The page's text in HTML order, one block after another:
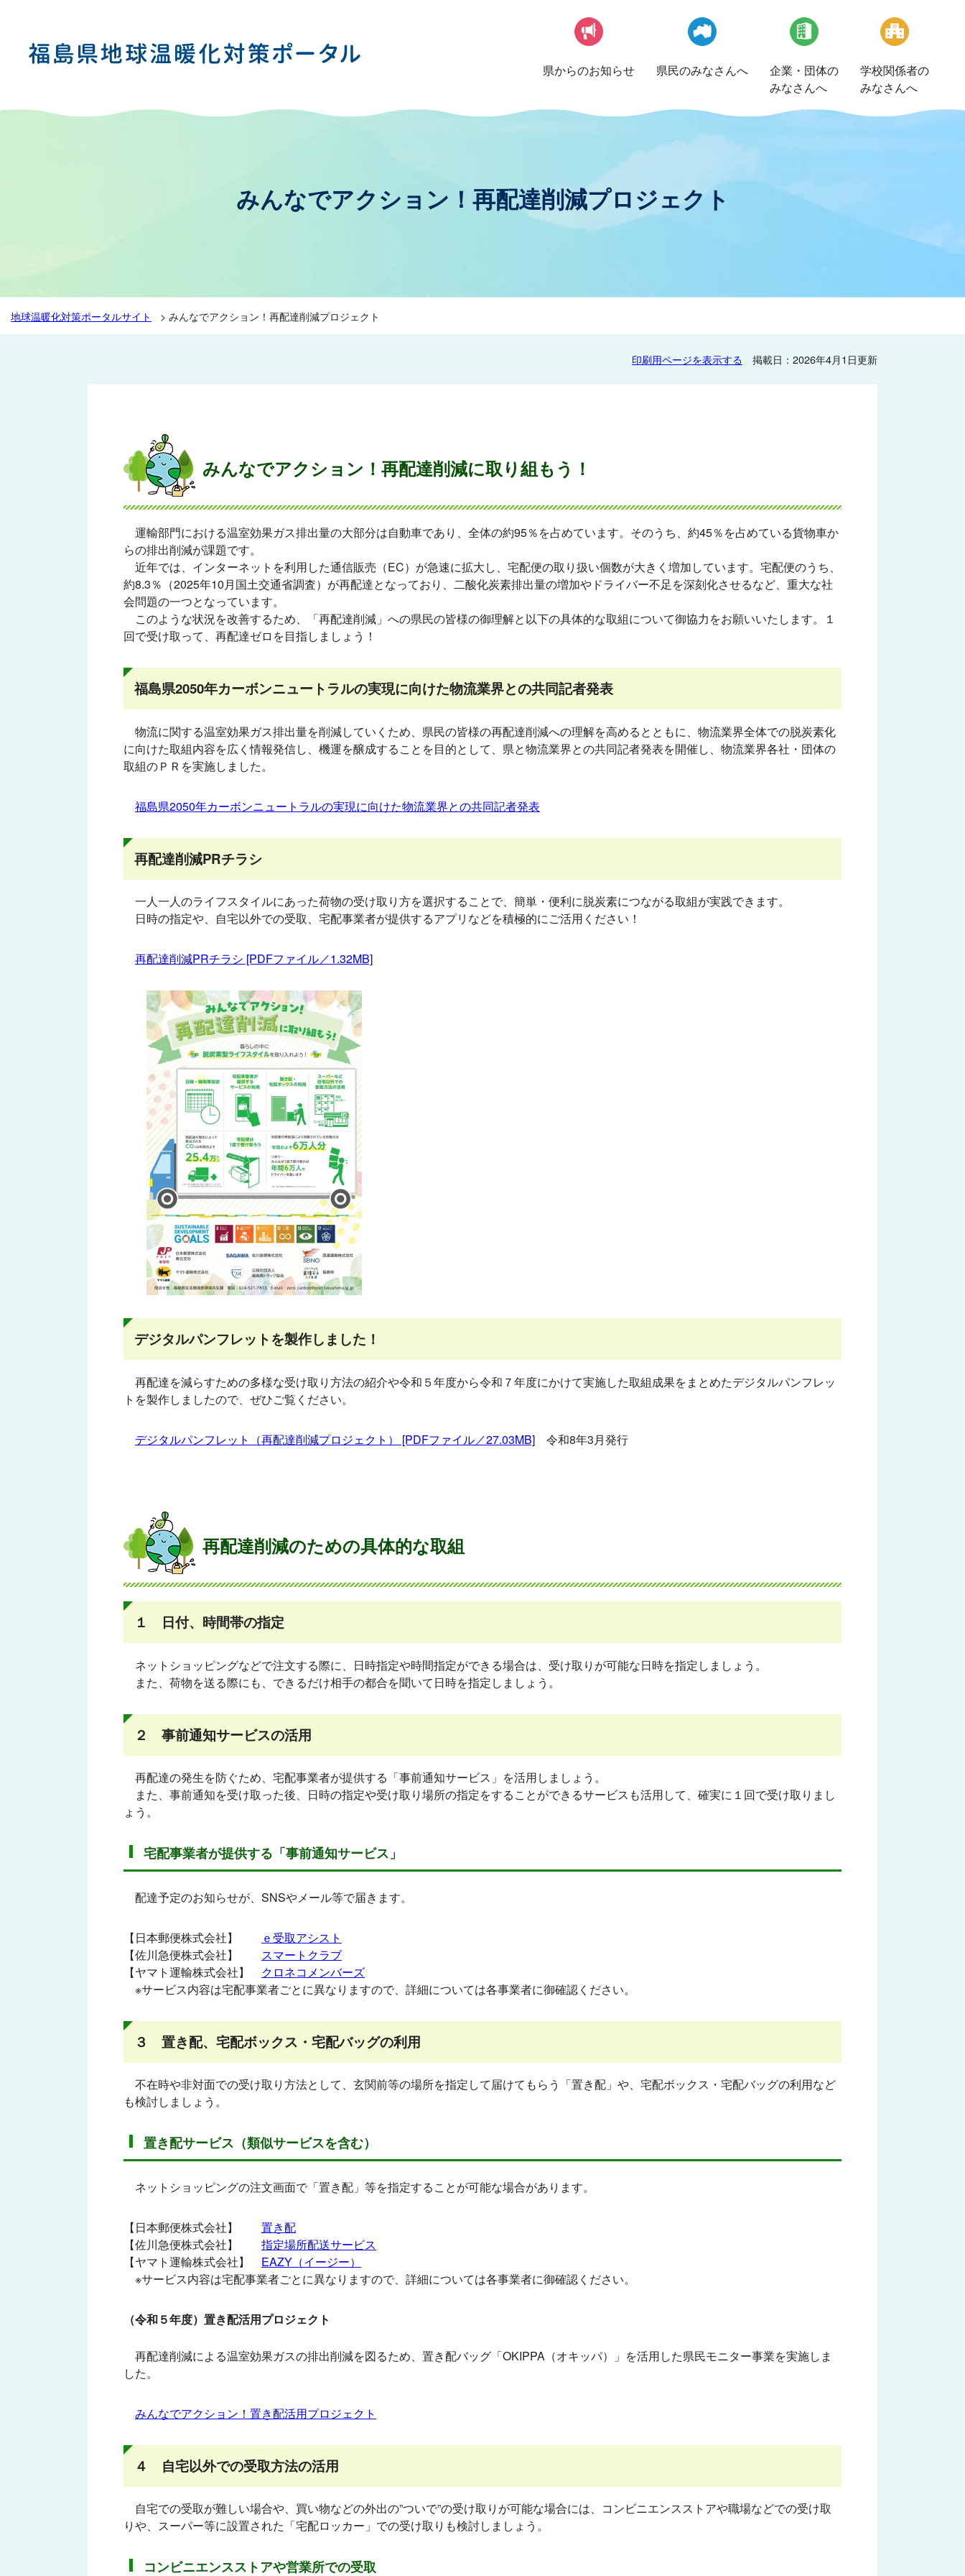
県からのお知らせ 県民のみなさんへ
企業・団体の
みなさんへ
学校関係者の
みなさんへ
みんなでアクション！再配達削減プロジェクト
地球温暖化対策ポータルサイト > みんなでアクション！再配達削減プロジェクト
印刷用ページを表示する 掲載日：2026年4月1日更新
みんなでアクション！再配達削減に取り組もう！
運輸部門における温室効果ガス排出量の大部分は自動車であり、全体の約95％を占めています。そのうち、約45％を占めている貨物車か
らの排出削減が課題です。
近年では、インターネットを利用した通信販売（EC）が急速に拡大し、宅配便の取り扱い個数が大きく増加しています。宅配便のうち、
約8.3％（2025年10月国土交通省調査）が再配達となっており、二酸化炭素排出量の増加やドライバー不足を深刻化させるなど、重大な社
会問題の一つとなっています。
このような状況を改善するため、「再配達削減」への県民の皆様の御理解と以下の具体的な取組について御協力をお願いいたします。１
回で受け取って、再配達ゼロを目指しましょう！
福島県2050年カーボンニュートラルの実現に向けた物流業界との共同記者発表
物流に関する温室効果ガス排出量を削減していくため、県民の皆様の再配達削減への理解を高めるとともに、物流業界全体での脱炭素化
に向けた取組内容を広く情報発信し、機運を醸成することを目的として、県と物流業界との共同記者発表を開催し、物流業界各社・団体の
取組のＰＲを実施しました。
福島県2050年カーボンニュートラルの実現に向けた物流業界との共同記者発表
再配達削減PRチラシ
一人一人のライフスタイルにあった荷物の受け取り方を選択することで、簡単・便利に脱炭素につながる取組が実践できます。
日時の指定や、自宅以外での受取、宅配事業者が提供するアプリなどを積極的にご活用ください！
再配達削減PRチラシ [PDFファイル／1.32MB]
デジタルパンフレットを製作しました！
再配達を減らすための多様な受け取り方法の紹介や令和５年度から令和７年度にかけて実施した取組成果をまとめたデジタルパンフレッ
トを製作しましたので、ぜひご覧ください。
デジタルパンフレット（再配達削減プロジェクト） [PDFファイル／27.03MB] 令和8年3月発行
再配達削減のための具体的な取組
１ 日付、時間帯の指定
ネットショッピングなどで注文する際に、日時指定や時間指定ができる場合は、受け取りが可能な日時を指定しましょう。
また、荷物を送る際にも、できるだけ相手の都合を聞いて日時を指定しましょう。
２ 事前通知サービスの活用
再配達の発生を防ぐため、宅配事業者が提供する「事前通知サービス」を活用しましょう。
また、事前通知を受け取った後、日時の指定や受け取り場所の指定をすることができるサービスも活用して、確実に１回で受け取りまし
ょう。
宅配事業者が提供する「事前通知サービス」
配達予定のお知らせが、SNSやメール等で届きます。
【日本郵便株式会社】
ｅ受取アシスト
【佐川急便株式会社】 スマートクラブ
【ヤマト運輸株式会社】 クロネコメンバーズ
※サービス内容は宅配事業者ごとに異なりますので、詳細については各事業者に御確認ください。
３ 置き配、宅配ボックス・宅配バッグの利用
不在時や非対面での受け取り方法として、玄関前等の場所を指定して届けてもらう「置き配」や、宅配ボックス・宅配バッグの利用など
も検討しましょう。
置き配サービス（類似サービスを含む）
ネットショッピングの注文画面で「置き配」等を指定することが可能な場合があります。
【日本郵便株式会社】 置き配
【佐川急便株式会社】 指定場所配送サービス
【ヤマト運輸株式会社】 EAZY（イージー）
※サービス内容は宅配事業者ごとに異なりますので、詳細については各事業者に御確認ください。
（令和５年度）置き配活用プロジェクト
再配達削減による温室効果ガスの排出削減を図るため、置き配バッグ「OKIPPA（オキッパ）」を活用した県民モニター事業を実施しま
した。
みんなでアクション！置き配活用プロジェクト
４ 自宅以外での受取方法の活用
自宅での受取が難しい場合や、買い物などの外出の”ついで”の受け取りが可能な場合には、コンビニエンスストアや職場などでの受け取
りや、スーパー等に設置された「宅配ロッカー」での受け取りも検討しましょう。
コンビニエンスストアや営業所での受取